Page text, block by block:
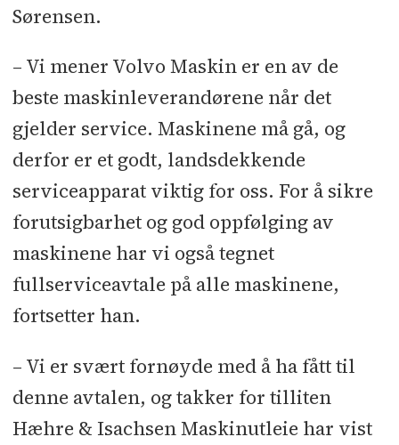
Sørensen.
– Vi mener Volvo Maskin er en av de
beste maskinleverandørene når det
gjelder service. Maskinene må gå, og
derfor er et godt, landsdekkende
serviceapparat viktig for oss. For å sikre
forutsigbarhet og god oppfølging av
maskinene har vi også tegnet
fullserviceavtale på alle maskinene,
fortsetter han.
– Vi er svært fornøyde med å ha fått til
denne avtalen, og takker for tilliten
Hæhre & Isachsen Maskinutleie har vist